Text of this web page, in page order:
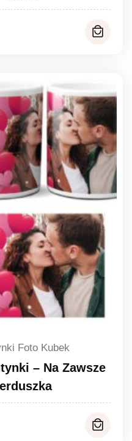
Foto Kubek
– Na Zawsze